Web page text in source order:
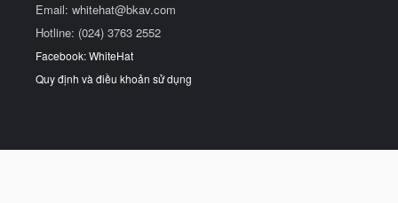
Email: whitehat@bkav.com
Hotline: (024) 3763 2552
Facebook: WhiteHat
Quy định và điều khoản sử dụng